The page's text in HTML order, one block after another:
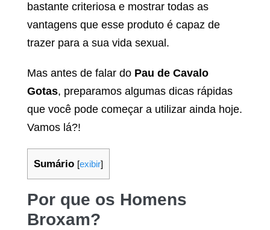
bastante criteriosa e mostrar todas as
vantagens que esse produto é capaz de
trazer para a sua vida sexual.
Mas antes de falar do Pau de Cavalo
Gotas, preparamos algumas dicas rápidas
que você pode começar a utilizar ainda hoje.
Vamos lá?!
Sumário [exibir]
Por que os Homens
Broxam?